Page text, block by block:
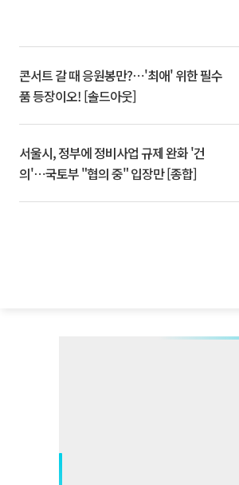
콘서트 갈 때 응원봉만?⋯'최애' 위한 필수
품 등장이오! [솔드아웃]
서울시, 정부에 정비사업 규제 완화 '건
의'⋯국토부 "협의 중" 입장만 [종합]